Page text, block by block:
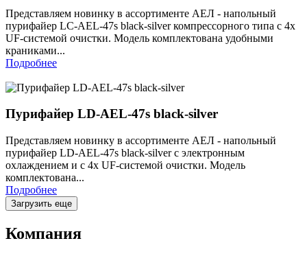
Представляем новинку в ассортименте АЕЛ - напольный
пурифайер LС-AEL-47s black-silver компрессорного типа с 4х
UF-системой очистки. Модель комплектована удобными
краниками...
Подробнее
Пурифайер LD-AEL-47s black-silver
Представляем новинку в ассортименте АЕЛ - напольный
пурифайер LD-AEL-47s black-silver c электронным
охлаждением и с 4х UF-системой очистки. Модель
комплектована...
Подробнее
Загрузить еще
Компания